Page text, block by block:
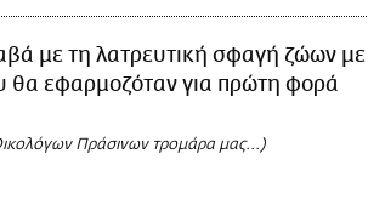
με τη λατρευτική σφαγή ζώων με
θα εφαρμοζόταν για πρώτη φορά
Πράσινων τρομάρα μας...)